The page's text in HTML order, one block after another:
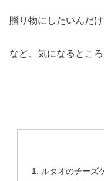
贈り物にしたいんだ
など、気になるとこ
ルタオのチーズ